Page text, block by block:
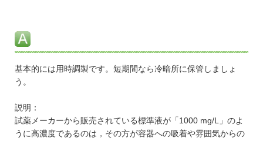
基本的には用時調製です。短期間なら冷暗所に保管しましょ
う。
説明：
試薬メーカーから販売されている標準液が「1000 mg/L」のよ
うに高濃度であるのは，その方が容器への吸着や雰囲気からの